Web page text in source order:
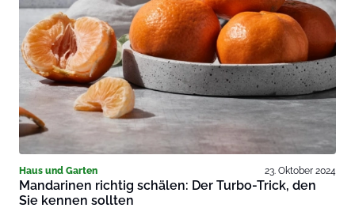
Haus und Garten 23. Oktober 2024
Mandarinen richtig schälen: Der Turbo-Trick, den
Sie kennen sollten